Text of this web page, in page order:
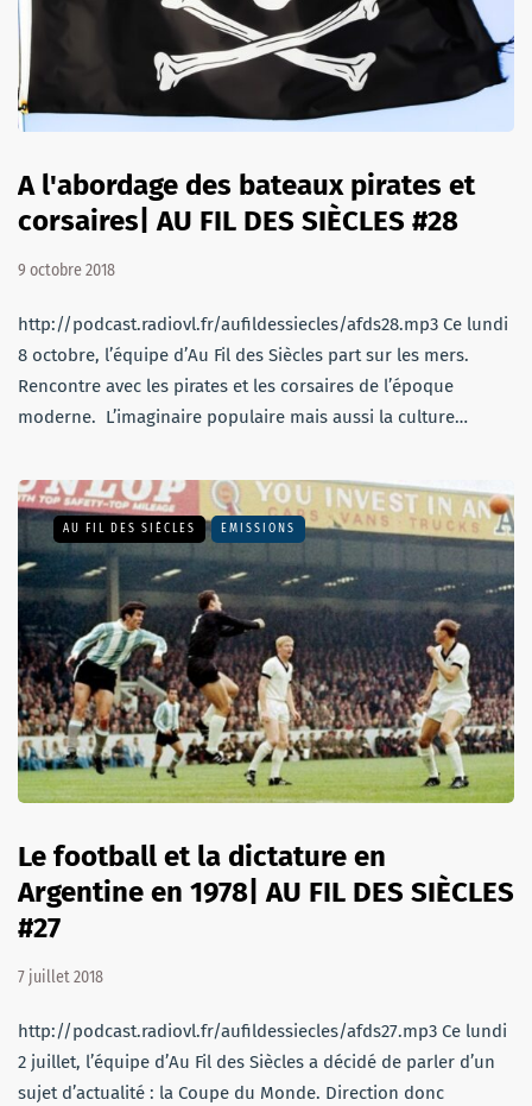
A l'abordage des bateaux pirates et
corsaires| AU FIL DES SIÈCLES #28
9 octobre 2018
http://podcast.radiovl.fr/aufildessiecles/afds28.mp3 Ce lundi
8 octobre, l’équipe d’Au Fil des Siècles part sur les mers.
Rencontre avec les pirates et les corsaires de l’époque
moderne. L’imaginaire populaire mais aussi la culture…
AU FIL DES SIÈCLES EMISSIONS
Le football et la dictature en
Argentine en 1978| AU FIL DES SIÈCLES
#27
7 juillet 2018
http://podcast.radiovl.fr/aufildessiecles/afds27.mp3 Ce lundi
2 juillet, l’équipe d’Au Fil des Siècles a décidé de parler d’un
sujet d’actualité : la Coupe du Monde. Direction donc